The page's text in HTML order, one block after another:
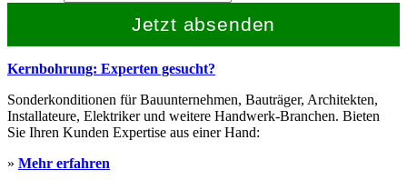
Jetzt absenden
Kernbohrung: Experten gesucht?
Sonderkonditionen für Bauunternehmen, Bauträger, Architekten,
Installateure, Elektriker und weitere Handwerk-Branchen. Bieten
Sie Ihren Kunden Expertise aus einer Hand:
» Mehr erfahren